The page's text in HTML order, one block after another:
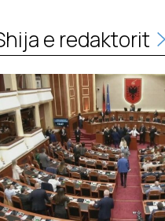
e redaktorit